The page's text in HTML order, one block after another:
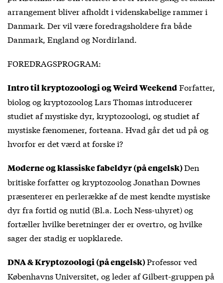
arrangement bliver afholdt i videnskabelige rammer i
Danmark. Der vil være foredragsholdere fra både
Danmark, England og Nordirland.
FOREDRAGSPROGRAM:
Intro til kryptozoologi og Weird WeekendForfatter,
biolog og kryptozoolog Lars Thomas introducerer
studiet af mystiske dyr, kryptozoologi, og studiet af
mystiske fænomener, forteana. Hvad går det ud på og
hvorfor er det værd at forske i?
Moderne og klassiske fabeldyr (på engelsk)Den
britiske forfatter og kryptozoolog Jonathan Downes
præsenterer en perlerække af de mest kendte mystiske
dyr fra fortid og nutid (Bl.a. Loch Ness-uhyret) og
fortæller hvilke beretninger der er overtro, og hvilke
sager der stadig er uopklarede.
DNA & Kryptozoologi (på engelsk)Professor ved
Københavns Universitet, og leder af Gilbert-gruppen på